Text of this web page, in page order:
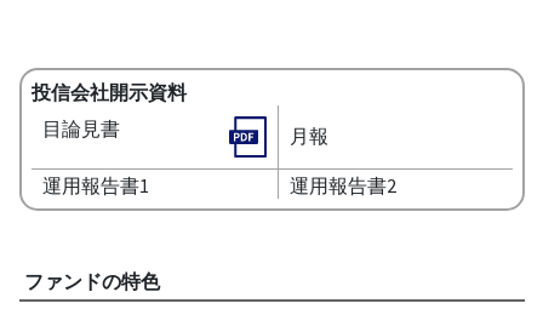
投信会社開示資料
目論見書
月報
運用報告書1 運用報告書2
ファンドの特色